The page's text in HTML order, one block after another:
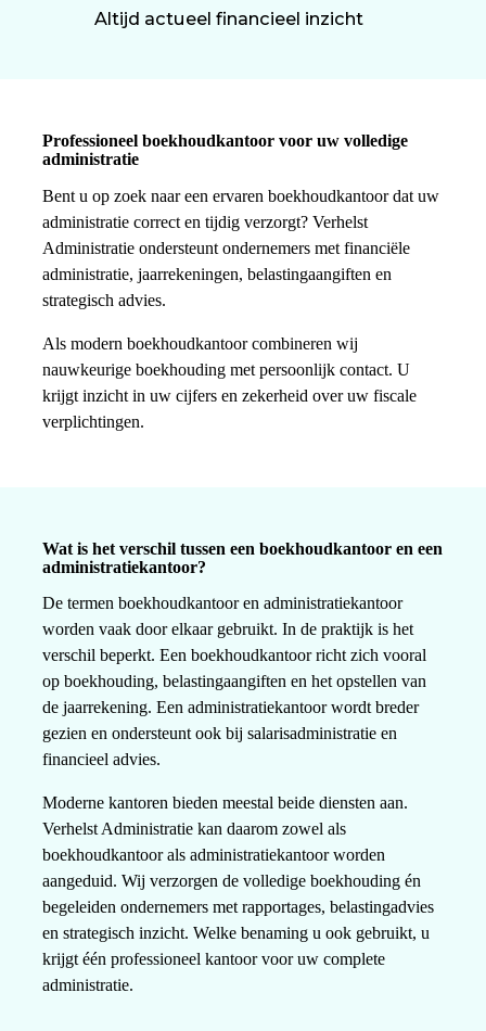
Altijd actueel financieel inzicht
Professioneel boekhoudkantoor voor uw volledige
administratie
Bent u op zoek naar een ervaren boekhoudkantoor dat uw
administratie correct en tijdig verzorgt? Verhelst
Administratie ondersteunt ondernemers met financiële
administratie, jaarrekeningen, belastingaangiften en
strategisch advies.
Als modern boekhoudkantoor combineren wij
nauwkeurige boekhouding met persoonlijk contact. U
krijgt inzicht in uw cijfers en zekerheid over uw fiscale
verplichtingen.
Wat is het verschil tussen een boekhoudkantoor en een
administratiekantoor?
De termen boekhoudkantoor en administratiekantoor
worden vaak door elkaar gebruikt. In de praktijk is het
verschil beperkt. Een boekhoudkantoor richt zich vooral
op boekhouding, belastingaangiften en het opstellen van
de jaarrekening. Een administratiekantoor wordt breder
gezien en ondersteunt ook bij salarisadministratie en
financieel advies.
Moderne kantoren bieden meestal beide diensten aan.
Verhelst Administratie kan daarom zowel als
boekhoudkantoor als administratiekantoor worden
aangeduid. Wij verzorgen de volledige boekhouding én
begeleiden ondernemers met rapportages, belastingadvies
en strategisch inzicht. Welke benaming u ook gebruikt, u
krijgt één professioneel kantoor voor uw complete
administratie.